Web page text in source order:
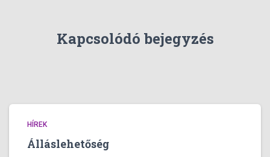
Kapcsolódó bejegyzés
HÍREK
Álláslehetőség